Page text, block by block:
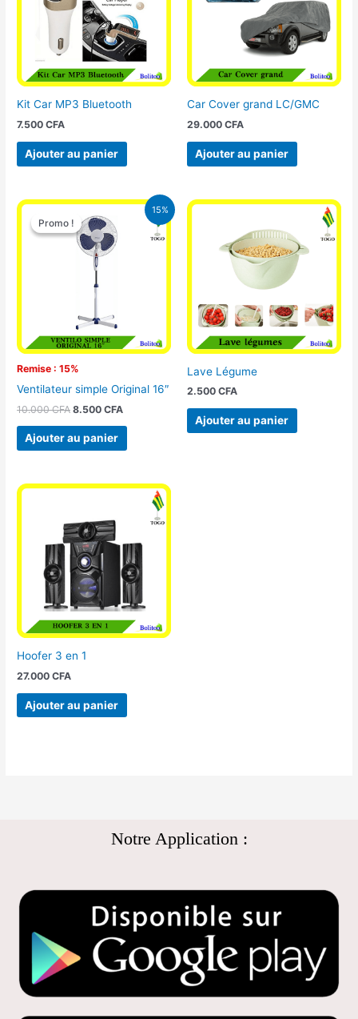
Kit Car MP3 Bluetooth
7.500CFA
Ajouter au panier
Car Cover grand LC/GMC
29.000 CFA
Ajouter au panier
15%
Promo !
Remise : 15%
Promo !
Ventilateur simple Original 16″
10.000CFA
Le
prix
initial
était :
10.000 CFA.
8.500CFA
Le
Ajouter au panier
Lave Légume
2.500 CFA
Ajouter au panier
Hoofer 3 en 1
27.000CFA
Ajouter au panier
Notre Application :